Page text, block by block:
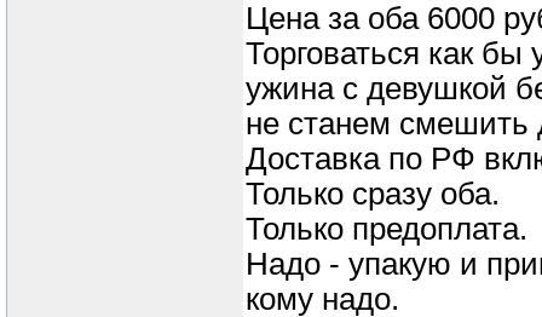
Цена за оба 6000
Торговаться как бы
ужина с девушкой
не станем смешить
Доставка по РФ
Только сразу оба.
Только предоплата.
Надо - упакую и
кому надо.